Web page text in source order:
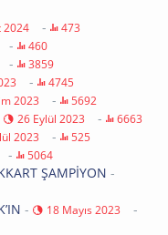
2024 - 473
- 460
- 3859
- 4745
2023 - 5692
26 Eylül 2023 - 6663
2023 - 525
- 5064
ŞAMPİYON -
- 18 Mayıs 2023 -